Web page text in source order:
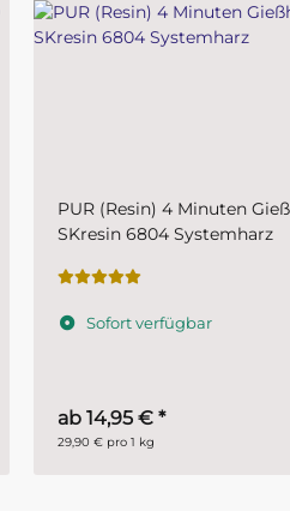
Plastic-Grundierfiller-Spray
MIPA 1K-
Fahrzeugbereich
Sofort verfügbar
11,45 €*
28,63 € pro 1 l